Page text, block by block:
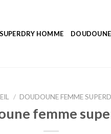
HOMME
/ DOUDOUNE FEMME
femme